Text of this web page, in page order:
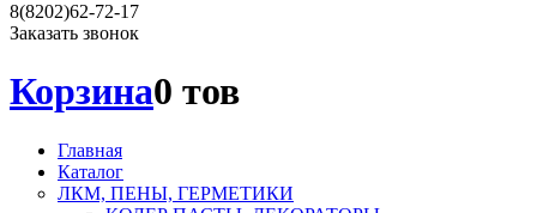
8(8202)62-72-17
Заказать звонок
Корзина0 тов
Главная
Каталог
ЛКМ, ПЕНЫ, ГЕРМЕТИКИ